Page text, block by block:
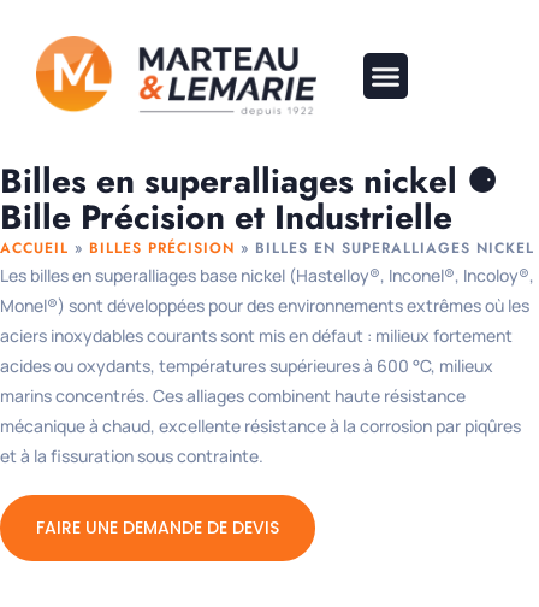
Billes en superalliages nickel ⚈
Bille Précision et Industrielle
ACCUEIL » BILLES PRÉCISION » BILLES EN SUPERALLIAGES NICKEL
Les billes en superalliages base nickel (Hastelloy®, Inconel®, Incoloy®,
Monel®) sont développées pour des environnements extrêmes où les
aciers inoxydables courants sont mis en défaut : milieux fortement
acides ou oxydants, températures supérieures à 600 °C, milieux
marins concentrés. Ces alliages combinent haute résistance
mécanique à chaud, excellente résistance à la corrosion par piqûres
et à la fissuration sous contrainte.
FAIRE UNE DEMANDE DE DEVIS